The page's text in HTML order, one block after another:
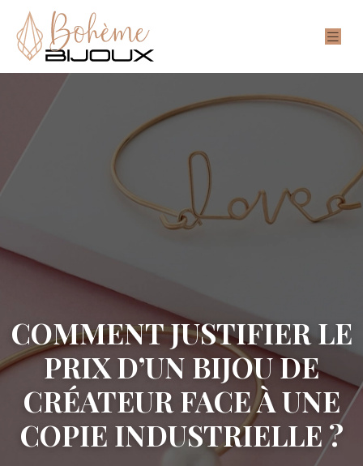
COMMENT JUSTIFIER LE
PRIX D’UN BIJOU DE
CRÉATEUR FACE À UNE
COPIE INDUSTRIELLE ?